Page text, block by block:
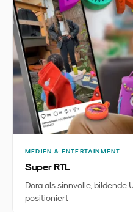
MEDIEN & ENTERTAINMENT
Super RTL
Dora als sinnvolle, bildende
positioniert